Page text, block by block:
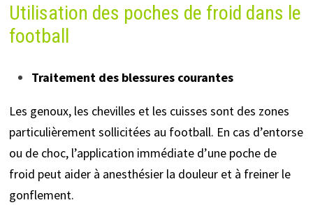
Utilisation des poches de froid dans le
football
Traitement des blessures courantes
Les genoux, les chevilles et les cuisses sont des zones
particulièrement sollicitées au football. En cas d’entorse
ou de choc, l’application immédiate d’une poche de
froid peut aider à anesthésier la douleur et à freiner le
gonflement.